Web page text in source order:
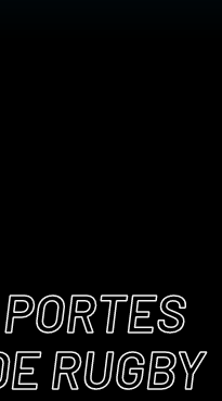
RUGBY